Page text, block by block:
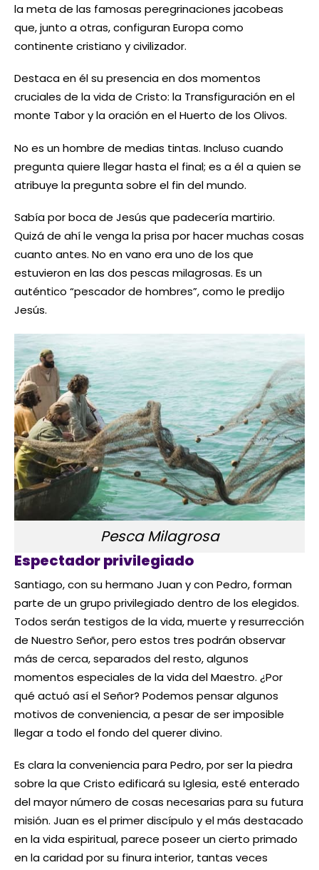
la meta de las famosas peregrinaciones jacobeas
que, junto a otras, configuran Europa como
continente cristiano y civilizador.
Destaca en él su presencia en dos momentos
cruciales de la vida de Cristo: la Transfiguración en el
monte Tabor y la oración en el Huerto de los Olivos.
No es un hombre de medias tintas. Incluso cuando
pregunta quiere llegar hasta el final; es a él a quien se
atribuye la pregunta sobre el fin del mundo.
Sabía por boca de Jesús que padecería martirio.
Quizá de ahí le venga la prisa por hacer muchas cosas
cuanto antes. No en vano era uno de los que
estuvieron en las dos pescas milagrosas. Es un
auténtico “pescador de hombres”, como le predijo
Jesús.
Pesca Milagrosa
Espectador privilegiado
Santiago, con su hermano Juan y con Pedro, forman
parte de un grupo privilegiado dentro de los elegidos.
Todos serán testigos de la vida, muerte y resurrección
de Nuestro Señor, pero estos tres podrán observar
más de cerca, separados del resto, algunos
momentos especiales de la vida del Maestro. ¿Por
qué actuó así el Señor? Podemos pensar algunos
motivos de conveniencia, a pesar de ser imposible
llegar a todo el fondo del querer divino.
Es clara la conveniencia para Pedro, por ser la piedra
sobre la que Cristo edificará su Iglesia, esté enterado
del mayor número de cosas necesarias para su futura
misión. Juan es el primer discípulo y el más destacado
en la vida espiritual, parece poseer un cierto primado
en la caridad por su finura interior, tantas veces